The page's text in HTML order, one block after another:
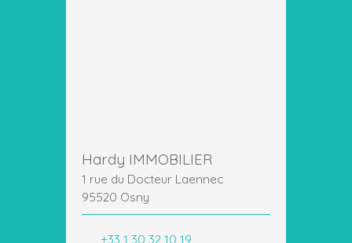
Hardy IMMOBILIER
1 rue du Docteur Laennec
95520 Osny
+33 1 30 32 10 19